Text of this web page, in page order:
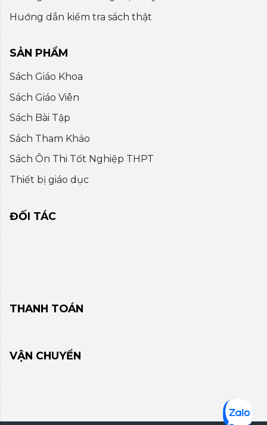
Huớng dẫn kiểm tra sách thật
SẢN PHẨM
Sách Giáo Khoa
Sách Giáo Viên
Sách Bài Tập
Sách Tham Khảo
Sách Ôn Thi Tốt Nghiệp THPT
Thiết bị giáo dục
ĐỐI TÁC
THANH TOÁN
VẬN CHUYỂN